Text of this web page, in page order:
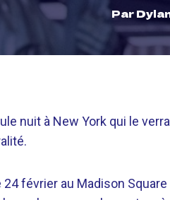
Par
nuit à New York qui le
février au Madison